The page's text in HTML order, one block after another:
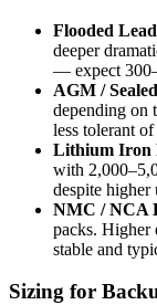
Flooded
deeper
— expect
AGM /
depending on
less tolerant
Lithium Iron
with
despite higher
NMC / NCA
packs. Higher
stable and
Sizing for